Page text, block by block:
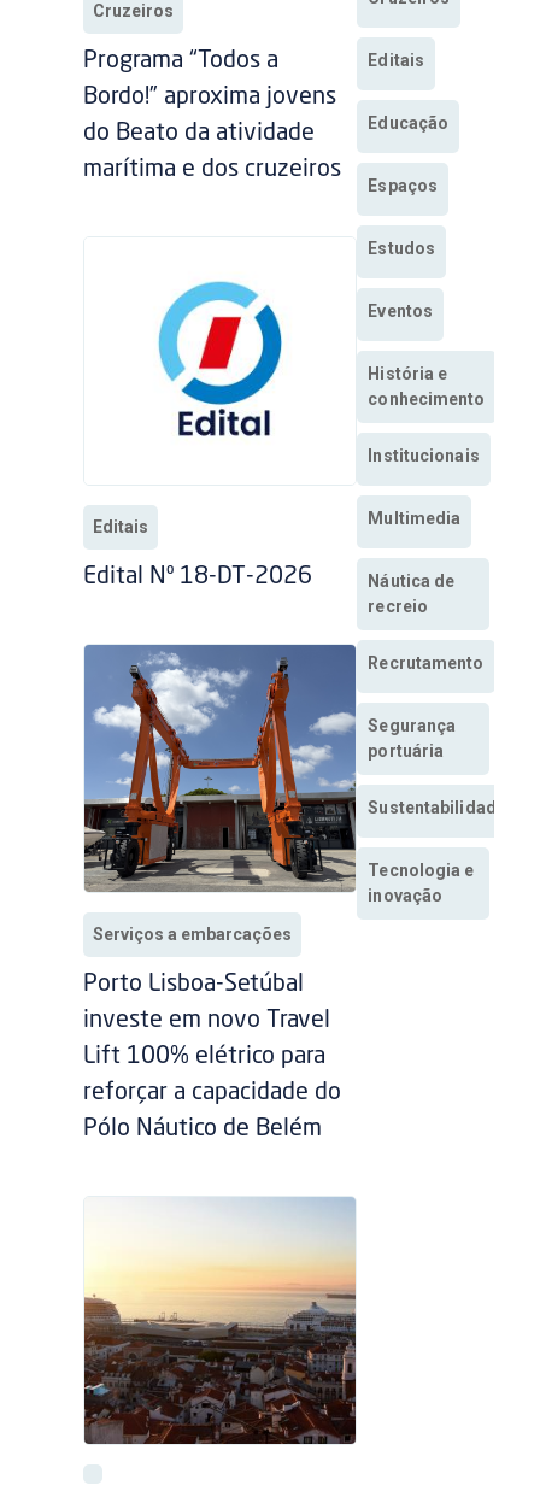
Cruzeiros
Programa “Todos a
Bordo!” aproxima jovens
do Beato da atividade
marítima e dos cruzeiros
Editais
Edital Nº 18-DT-2026
Serviços a embarcações
Porto Lisboa-Setúbal
investe em novo Travel
Lift 100% elétrico para
reforçar a capacidade do
Pólo Náutico de Belém
Editais
Educação
Espaços
Estudos
Eventos
História e
conhecimento
Institucionais
Multimedia
Náutica de
recreio
Recrutamento
Segurança
portuária
Sustentabilidade
Tecnologia e
inovação